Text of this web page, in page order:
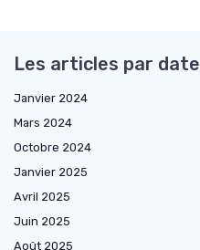
Les articles par date
Janvier 2024
Mars 2024
Octobre 2024
Janvier 2025
Avril 2025
Juin 2025
Août 2025